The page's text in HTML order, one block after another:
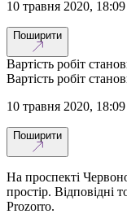
10 травня 2020, 18:09
Поширити
Вартість робіт
Вартість робіт
10 травня 2020, 18:09
Поширити
На проспекті
простір. Відповідні
Prozorro.